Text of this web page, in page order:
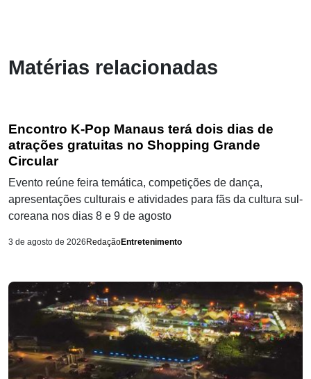
Matérias relacionadas
Encontro K-Pop Manaus terá dois dias de
atrações gratuitas no Shopping Grande
Circular
Evento reúne feira temática, competições de dança,
apresentações culturais e atividades para fãs da cultura sul-
coreana nos dias 8 e 9 de agosto
3 de agosto de 2026 RedaçãoEntretenimento